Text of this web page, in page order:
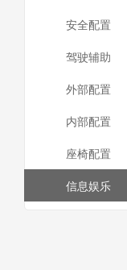
安全配置
驾驶辅助
外部配置
内部配置
座椅配置
信息娱乐